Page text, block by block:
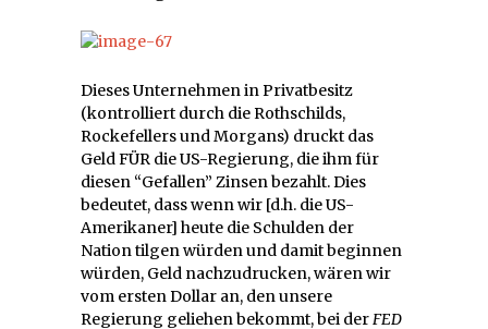
Dieses Unternehmen in Privatbesitz
(kontrolliert durch die Rothschilds,
Rockefellers und Morgans) druckt das
Geld FÜR die US-Regierung, die ihm für
diesen “Gefallen” Zinsen bezahlt. Dies
bedeutet, dass wenn wir [d.h. die US-
Amerikaner] heute die Schulden der
Nation tilgen würden und damit beginnen
würden, Geld nachzudrucken, wären wir
vom ersten Dollar an, den unsere
Regierung geliehen bekommt, bei derFED